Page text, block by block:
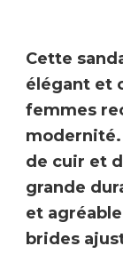
Cette
élégant et
femmes
modernité.
de cuir et
grande
et
brides